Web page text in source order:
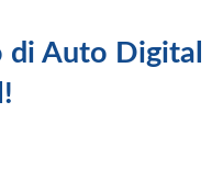
di Auto Digital